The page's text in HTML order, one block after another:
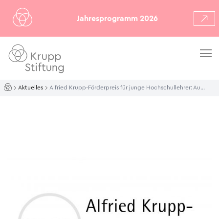
Jahresprogramm 2026
Aktuelles Alfried Krupp-Förderpreis für junge Hochschullehrer: Ausschreibung startet erstmals online